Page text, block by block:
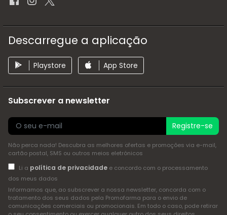
Descarregue a aplicação
Playstore App Store
Subscrever a newsletter
Registre-se
Não perca nada! Descubra as melhores ofertas e promoções via e-mail,
cartão postal, SMS ou outros meios eletrónicos
Li a política de privacidadee concordo com o processamento
dos meus dados
Informamos que, ao subscrever a nossa newsletter, concorda com o
tratamento dos seus dados pela Promofarma para o envio de
comunicações comerciais ou promocionais. Em todo o caso, pode retirar